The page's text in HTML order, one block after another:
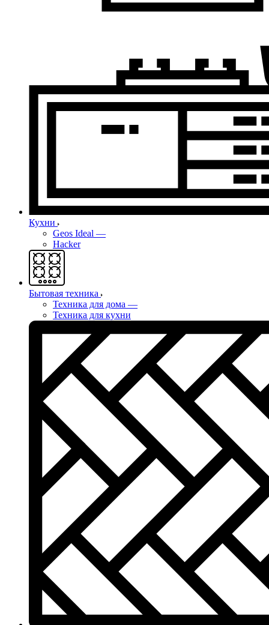
Кухни
Geos Ideal —
Hacker
Бытовая техника
Техника для дома —
Техника для кухни